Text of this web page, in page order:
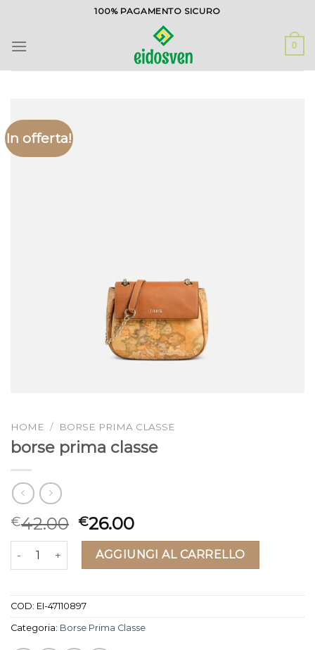
contenuti
100% PAGAMENTO SICURO
0
In offerta!
HOME / BORSE PRIMA CLASSE
borse prima classe
€42.00 €26.00
borse prima classe quantitàAGGIUNGI AL CARRELLO
COD: EI-47110897
Categoria: Borse Prima Classe